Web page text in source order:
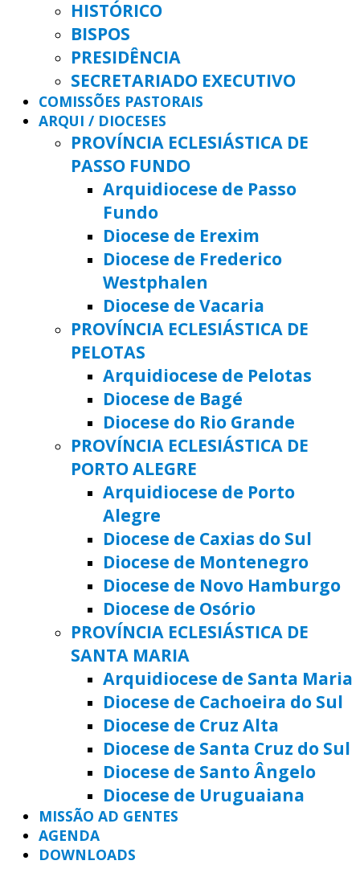
HISTÓRICO
BISPOS
PRESIDÊNCIA
SECRETARIADO EXECUTIVO
COMISSÕES PASTORAIS
ARQUI / DIOCESES
PROVÍNCIA ECLESIÁSTICA DE
PASSO FUNDO
Arquidiocese de Passo
Fundo
Diocese de Erexim
Diocese de Frederico
Westphalen
Diocese de Vacaria
PROVÍNCIA ECLESIÁSTICA DE
PELOTAS
Arquidiocese de Pelotas
Diocese de Bagé
Diocese do Rio Grande
PROVÍNCIA ECLESIÁSTICA DE
PORTO ALEGRE
Arquidiocese de Porto
Alegre
Diocese de Caxias do Sul
Diocese de Montenegro
Diocese de Novo Hamburgo
Diocese de Osório
PROVÍNCIA ECLESIÁSTICA DE
SANTA MARIA
Arquidiocese de Santa Maria
Diocese de Cachoeira do Sul
Diocese de Cruz Alta
Diocese de Santa Cruz do Sul
Diocese de Santo Ângelo
Diocese de Uruguaiana
MISSÃO AD GENTES
AGENDA
DOWNLOADS